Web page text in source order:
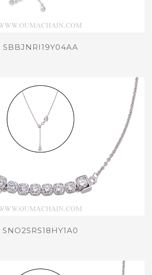
SBBJNRI19Y04AA
SNO2SRS18HY1A0